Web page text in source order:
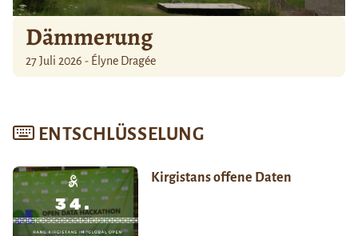
Dämmerung
27 Juli 2026 - Élyne Dragée
ENTSCHLÜSSELUNG
Kirgistans offene Daten